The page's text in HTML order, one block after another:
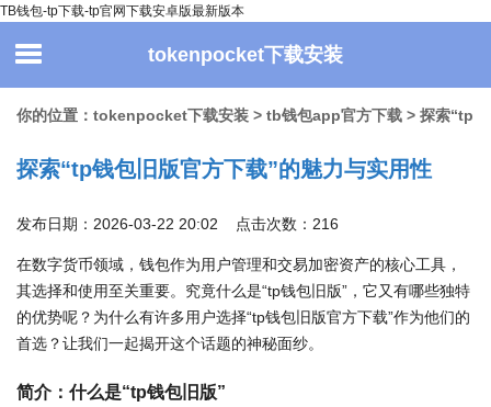
TB钱包-tp下载-tp官网下载安卓版最新版本
tokenpocket下载安装
你的位置： tokenpocket下载安装 > tb钱包app官方下载 > 探索“tp
钱包旧版官方下载”的魅力与实用性
探索“tp钱包旧版官方下载”的魅力与实用性
发布日期：2026-03-22 20:02 点击次数：216
在数字货币领域，钱包作为用户管理和交易加密资产的核心工具，
其选择和使用至关重要。究竟什么是“tp钱包旧版”，它又有哪些独特
的优势呢？为什么有许多用户选择“tp钱包旧版官方下载”作为他们的
首选？让我们一起揭开这个话题的神秘面纱。
简介：什么是“tp钱包旧版”